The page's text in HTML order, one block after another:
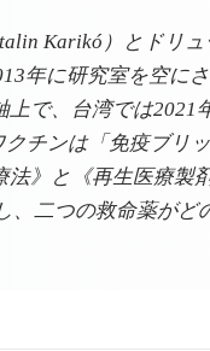
Karikó）とドリ
年に研究室を空に
上で、台湾では2021
チンは「免疫ブリ
法》と《再生医療製
、二つの救命薬が